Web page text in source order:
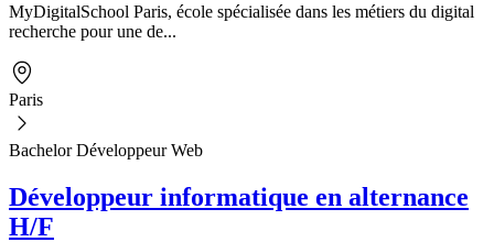
MyDigitalSchool Paris, école spécialisée dans les métiers du digital
recherche pour une de...
Paris
Bachelor Développeur Web
Développeur informatique en alternance
H/F